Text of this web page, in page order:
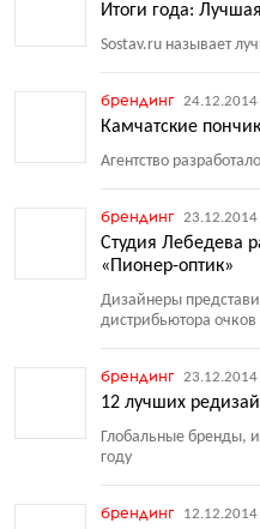
Итоги года:
Sostav.ru называет
брендинг 24.12.2014
Камчатские
Агентство
брендинг 23.12.2014
Студия Лебедева
«Пионер-оптик»
Дизайнеры
дистрибьютора очков
брендинг 23.12.2014
12 лучших
Глобальные бренды,
году
брендинг 12.12.2014